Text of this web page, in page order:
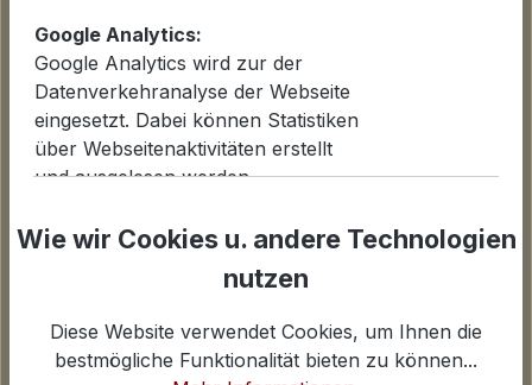
Datenschutzerklärung
Lieferinformationen
Zahlungsarten
AGB
Widerrufsbelehrung
Cookies einstellen
Kontakt und E-Mail
Anfahrt Ladengeschäfte
Google Analytics:
Google Analytics wird zur der
Datenverkehranalyse der Webseite
eingesetzt. Dabei können Statistiken
über Webseitenaktivitäten erstellt
und ausgelesen werden.
Statistiken
Inaktiv
Für Statistiken und Shop-Performance-Metriken
Wie wir Cookies u. andere Technologien
nutzen
Diese Website verwendet Cookies, um Ihnen die
bestmögliche Funktionalität bieten zu können...